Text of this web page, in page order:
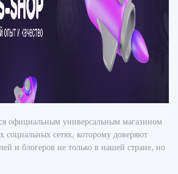
официальным универсальным магазином
социальных сетях, которому доверяют
и блогеров не только в нашей стране, но